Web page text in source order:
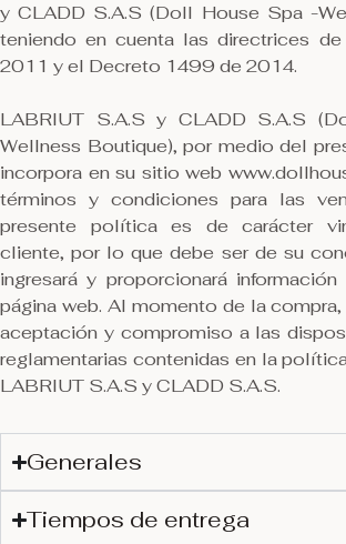
y CLADD S.A.S (Doll House Spa -
teniendo en cuenta las directrices
2011 y el Decreto 1499 de 2014.
LABRIUT S.A.S y CLADD S.A.S
Wellness Boutique), por medio del
incorpora en su sitio web
términos y condiciones para las
presente política es de carácter
cliente, por lo que debe ser de su
ingresará y proporcionará
página web. Al momento de la
aceptación y compromiso a las
reglamentarias contenidas en la
LABRIUT S.A.S y CLADD S.A.S.
Generales
Tiempos de entrega